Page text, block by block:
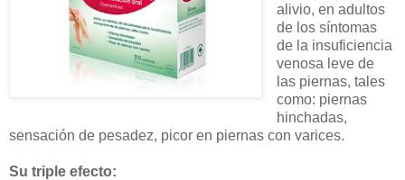
alivio, en adultos
de los síntomas
de la insuficiencia
venosa leve de
las piernas, tales
como: piernas
hinchadas,
sensación de pesadez, picor en piernas con varices.
Su triple efecto: